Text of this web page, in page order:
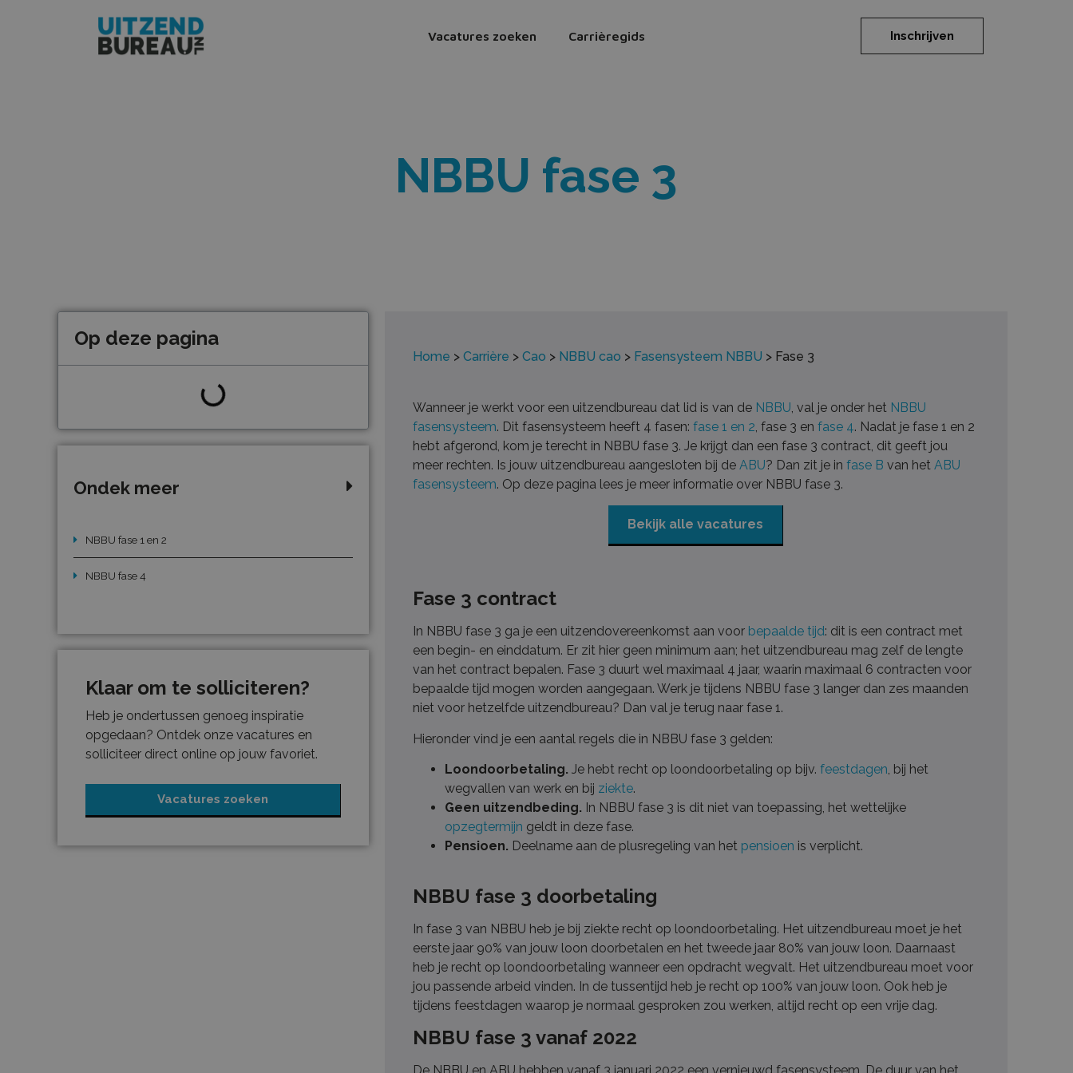
Vacatures zoeken Carrièregids Inschrijven
NBBU fase 3
Op deze pagina
Ondek meer
NBBU fase 1 en 2
NBBU fase 4
Klaar om te solliciteren?
Heb je ondertussen genoeg inspiratie
opgedaan? Ontdek onze vacatures en
solliciteer direct online op jouw favoriet.
Vacatures zoeken
Home > Carrière > Cao > NBBU cao > Fasensysteem NBBU > Fase 3
Wanneer je werkt voor een uitzendbureau dat lid is van de NBBU, val je onder het NBBU
fasensysteem. Dit fasensysteem heeft 4 fasen: fase 1 en 2, fase 3 en fase 4. Nadat je fase 1 en 2
hebt afgerond, kom je terecht in NBBU fase 3. Je krijgt dan een fase 3 contract, dit geeft jou
meer rechten. Is jouw uitzendbureau aangesloten bij de ABU? Dan zit je in fase B van het ABU
fasensysteem. Op deze pagina lees je meer informatie over NBBU fase 3.
Bekijk alle vacatures
Fase 3 contract
In NBBU fase 3 ga je een uitzendovereenkomst aan voor bepaalde tijd: dit is een contract met
een begin- en einddatum. Er zit hier geen minimum aan; het uitzendbureau mag zelf de lengte
van het contract bepalen. Fase 3 duurt wel maximaal 4 jaar, waarin maximaal 6 contracten voor
bepaalde tijd mogen worden aangegaan. Werk je tijdens NBBU fase 3 langer dan zes maanden
niet voor hetzelfde uitzendbureau? Dan val je terug naar fase 1.
Hieronder vind je een aantal regels die in NBBU fase 3 gelden:
Loondoorbetaling. Je hebt recht op loondoorbetaling op bijv. feestdagen, bij het
wegvallen van werk en bij ziekte.
Geen uitzendbeding. In NBBU fase 3 is dit niet van toepassing, het wettelijke
opzegtermijn geldt in deze fase.
Pensioen. Deelname aan de plusregeling van het pensioen is verplicht.
NBBU fase 3 doorbetaling
In fase 3 van NBBU heb je bij ziekte recht op loondoorbetaling. Het uitzendbureau moet je het
eerste jaar 90% van jouw loon doorbetalen en het tweede jaar 80% van jouw loon. Daarnaast
heb je recht op loondoorbetaling wanneer een opdracht wegvalt. Het uitzendbureau moet voor
jou passende arbeid vinden. In de tussentijd heb je recht op 100% van jouw loon. Ook heb je
tijdens feestdagen waarop je normaal gesproken zou werken, altijd recht op een vrije dag.
NBBU fase 3 vanaf 2022